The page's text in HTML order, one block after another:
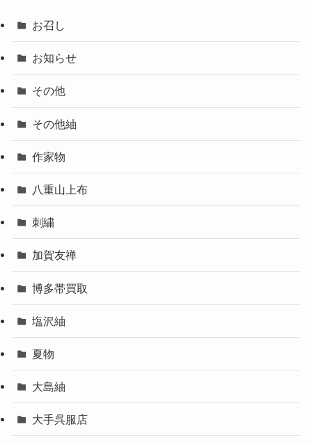
お召し
お知らせ
その他
その他紬
作家物
八重山上布
刺繍
加賀友禅
博多帯買取
塩沢紬
夏物
大島紬
大手呉服店